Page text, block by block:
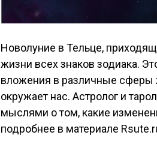
Новолуние в Тельце,
жизни всех знаков зодиака.
вложения в различные сферы
окружает нас. Астролог и
мыслями о том, какие
подробнее в материале